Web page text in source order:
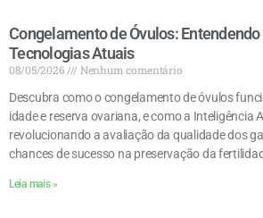
Congelamento de Óvulos:
Tecnologias Atuais
08/05/2026
Nenhum comentário
Descubra como o congelamento de óvulos
idade e reserva ovariana, e como a Inteligência
revolucionando a avaliação da qualidade dos
chances de sucesso na preservação da
Leia mais »